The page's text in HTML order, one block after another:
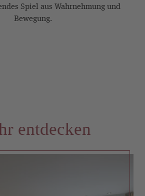
Spiel aus Wahrnehmung und
Bewegung.
entdecken